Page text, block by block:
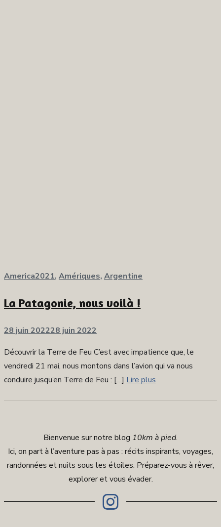
America2021, Amériques, Argentine
La Patagonie, nous voilà !
Publié
28 juin 202228 juin 2022
Découvrir la Terre de Feu C’est avec impatience que, le
vendredi 21 mai, nous montons dans l’avion qui va nous
conduire jusqu’en Terre de Feu : […] Lire plus
Bienvenue sur notre blog 10km à pied.
Ici, on part à l’aventure pas à pas : récits inspirants, voyages,
randonnées et nuits sous les étoiles. Préparez-vous à rêver,
explorer et vous évader.